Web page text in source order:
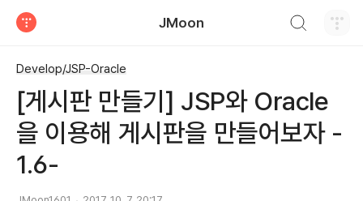
JMoon
Develop/JSP-Oracle
[게시판 만들기] JSP와 Oracle
을 이용해 게시판을 만들어보자 -
1.6-